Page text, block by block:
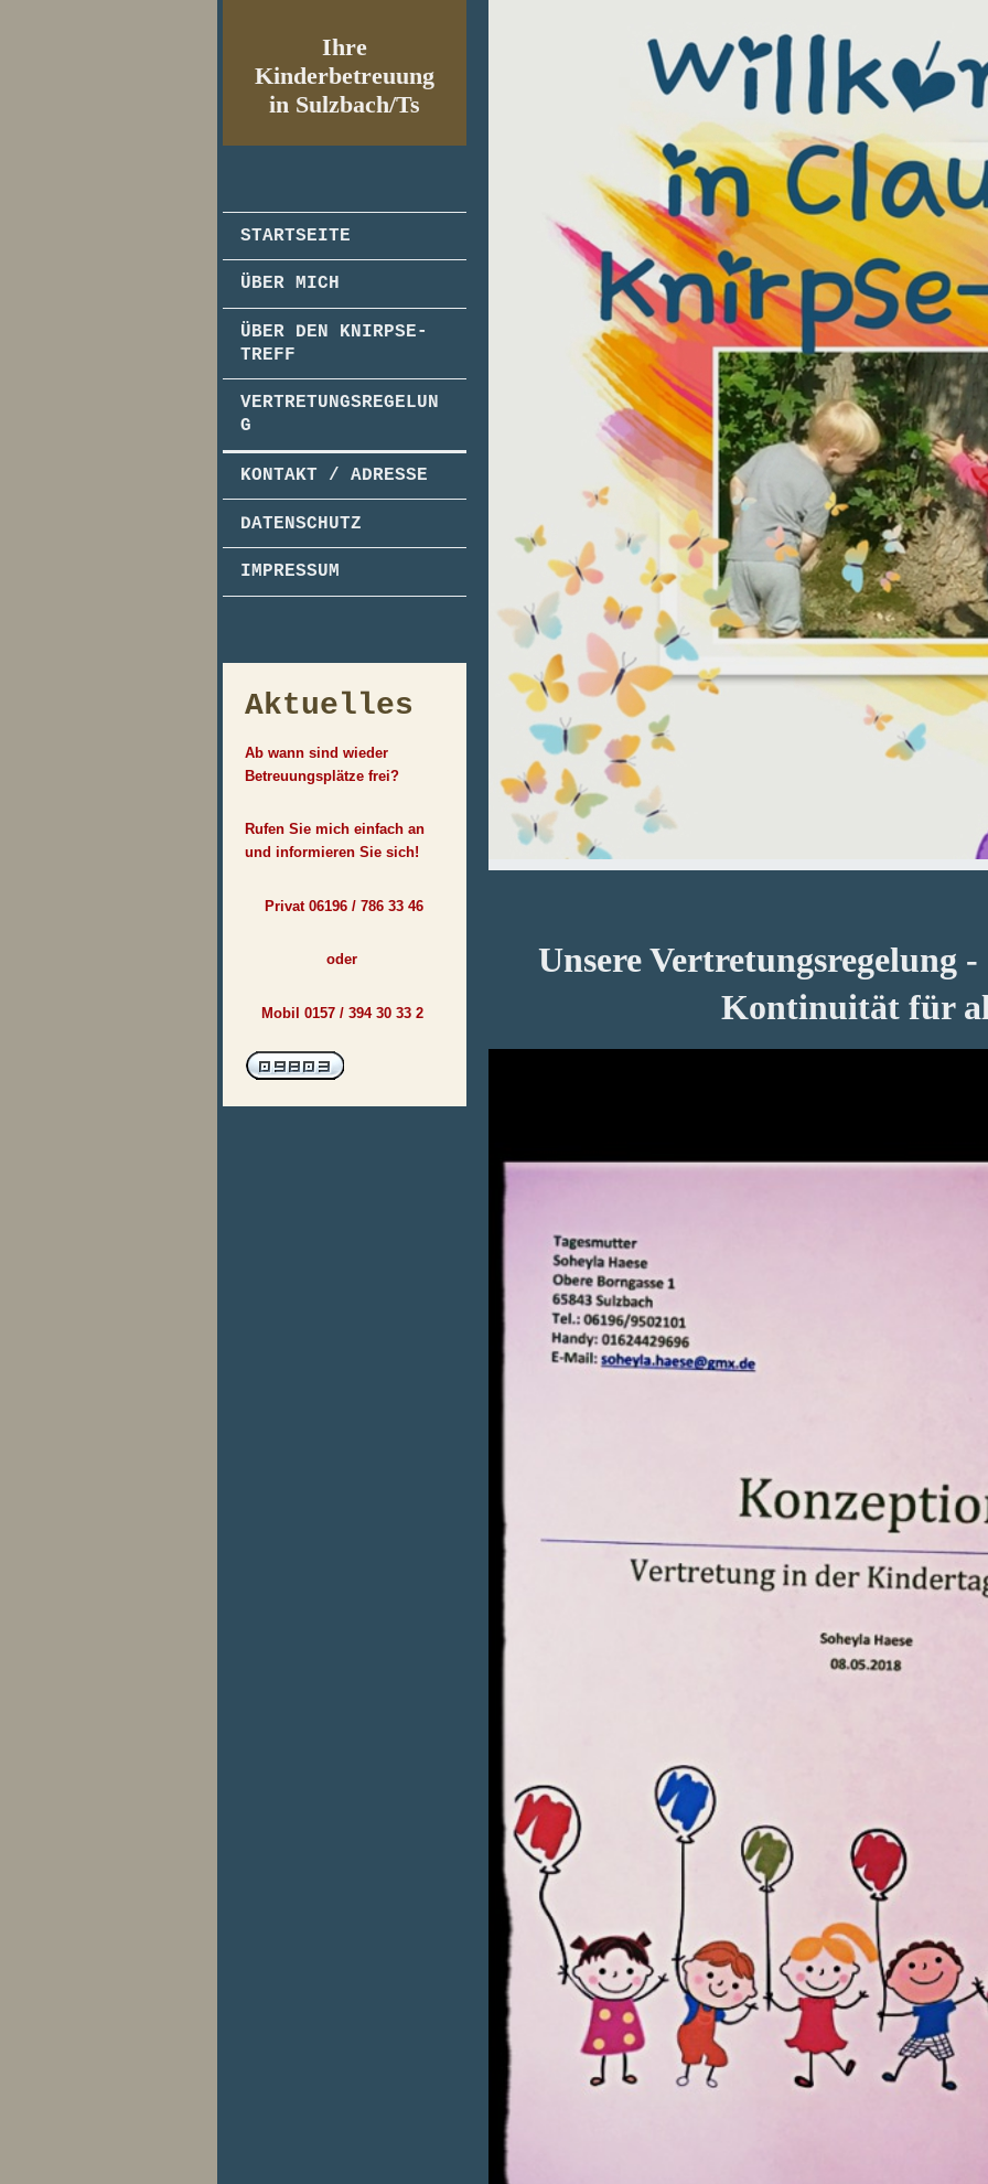
Ihre
Kinderbetreuung
in Sulzbach/Ts
STARTSEITE
ÜBER MICH
ÜBER DEN KNIRPSE-
TREFF
VERTRETUNGSREGELUN
G
KONTAKT / ADRESSE
DATENSCHUTZ
IMPRESSUM
Aktuelles
Ab wann sind wieder
Betreuungsplätze frei?
Rufen Sie mich einfach an
und informieren Sie sich!
Privat 06196 / 786 33 46
oder
Mobil 0157 / 394 30 33 2
Unsere Vertretungsregelung
Kontinuität für